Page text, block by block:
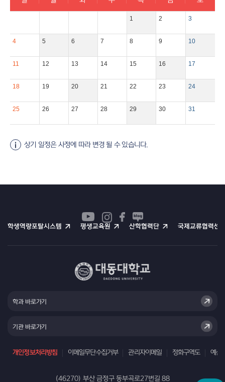
1 2 3
4 5 6 7 8 9 10
11 12 13 14 15 16 17
18 19 20 21 22 23 24
25 26 27 28 29 30 31
상기 일정은 사정에 따라 변경 될 수 있습니다.
학생역량포탈시스템 평생교육원 산학협력단 국제교류협력센
개인정보처리방침 이메일무단수집거부 관리자이메일 정화구역도 예산
학과 바로가기
기관 바로가기
(46270) 부산 금정구 동부곡로27번길 88